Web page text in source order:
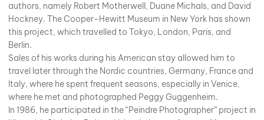
authors, namely Robert Motherwell, Duane Michals, and David
Hockney. The Cooper-Hewitt Museum in New York has shown
this project, which travelled to Tokyo, London, Paris, and
Berlin.
Sales of his works during his American stay allowed him to
travel later through the Nordic countries, Germany, France and
Italy, where he spent frequent seasons, especially in Venice,
where he met and photographed Peggy Guggenheim.
In 1986, he participated in the “Peindre Photographer” project in